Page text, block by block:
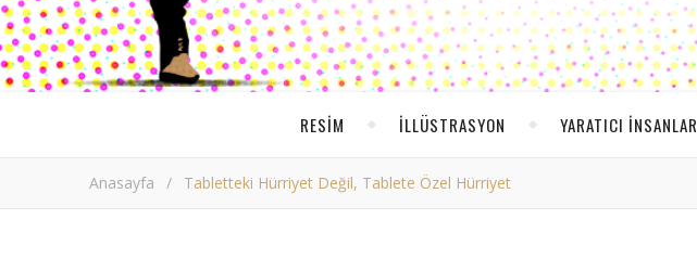
RESIM ILLÜSTRASYON YARATICI INSANLAR
Anasayfa / Tabletteki Hürriyet Değil, Tablete Özel Hürriyet